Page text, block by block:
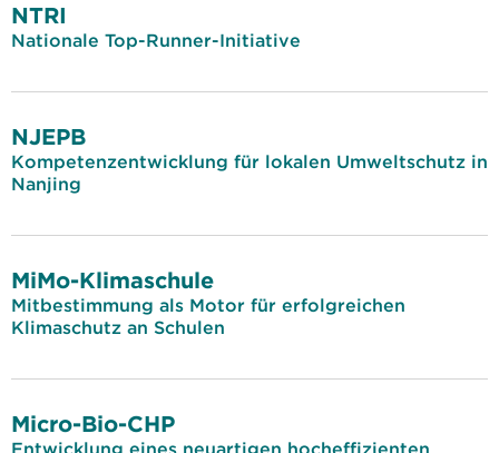
NTRI
Nationale Top-Runner-Initiative
NJEPB
Kompetenzentwicklung für lokalen Umweltschutz in
Nanjing
MiMo-Klimaschule
Mitbestimmung als Motor für erfolgreichen
Klimaschutz an Schulen
Micro-Bio-CHP